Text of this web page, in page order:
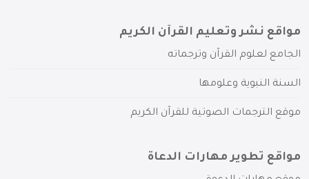
مواقع نشر وتعليم القرآن الكريم
الجامع لعلوم القرآن وترجماته
السنة النبوية وعلومها
موقع الترجمات الصوتية للقرآن الكريم
مواقع تطوير مهارات الدعاة